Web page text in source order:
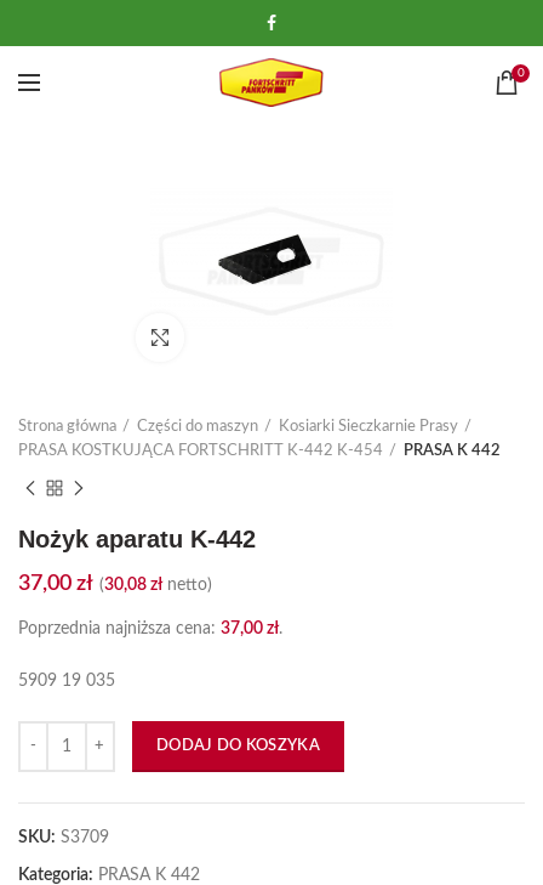
0
Strona główna Części do maszyn
Kosiarki Sieczkarnie Prasy
PRASA KOSTKUJĄCA FORTSCHRITT K-442 K-454
PRASA K 442
Nożyk aparatu K-442
37,00 zł (30,08 złnetto)
Poprzednia najniższa cena: 37,00 zł.
5909 19 035
DODAJ DO KOSZYKA
SKU: S3709
Kategoria: PRASA K 442